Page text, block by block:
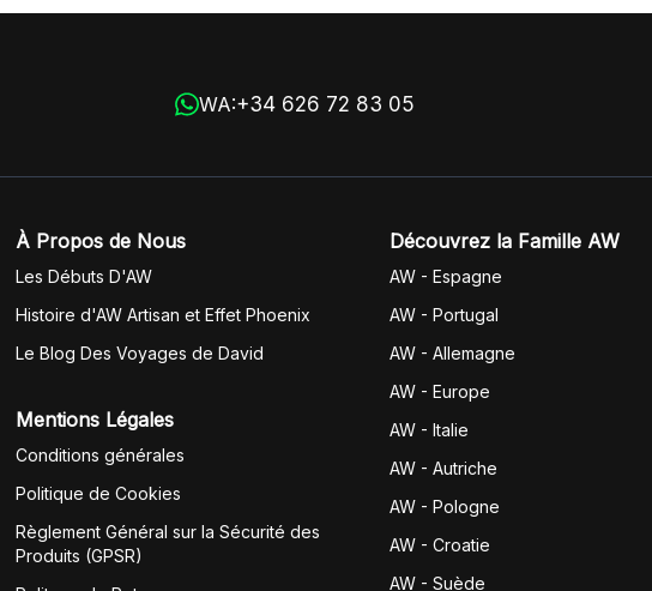
WA:+34 626 72 83 05
À Propos de Nous
Les Débuts D'AW
Histoire d'AW Artisan et Effet Phoenix
Le Blog Des Voyages de David
Mentions Légales
Conditions générales
Politique de Cookies
Règlement Général sur la Sécurité des
Produits (GPSR)
Découvrez la Famille AW
AW - Espagne
AW - Portugal
AW - Allemagne
AW - Europe
AW - Italie
AW - Autriche
AW - Pologne
AW - Croatie
AW - Suède